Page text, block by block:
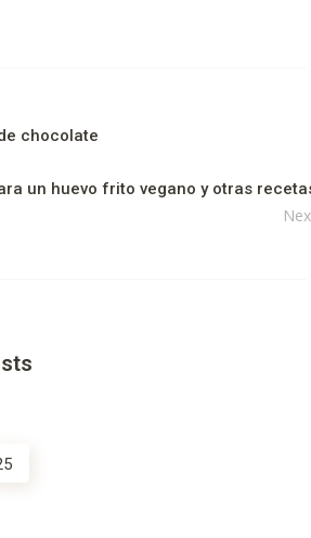
chocolate
un huevo frito vegano y otras